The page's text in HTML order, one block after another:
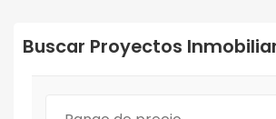
Buscar Proyectos